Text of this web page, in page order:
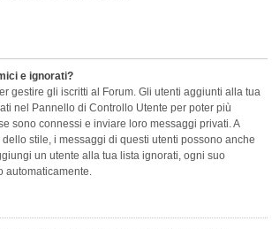
e ignorati?
gestire gli iscritti al Forum. Gli utenti aggiunti alla tua
nel Pannello di Controllo Utente per poter più
sono connessi e inviare loro messaggi privati. A
stile, i messaggi di questi utenti possono anche
un utente alla tua lista ignorati, ogni suo
automaticamente.